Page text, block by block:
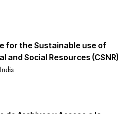
for the Sustainable use of
and Social Resources (CSNR)